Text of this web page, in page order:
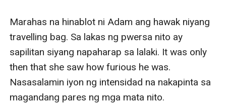
Marahas na hinablot ni Adam ang hawak niyang
travelling bag. Sa lakas ng pwersa nito ay
sapilitan siyang napaharap sa lalaki. It was only
then that she saw how furious he was.
Nasasalamin iyon ng intensidad na nakapinta sa
magandang pares ng mga mata nito.